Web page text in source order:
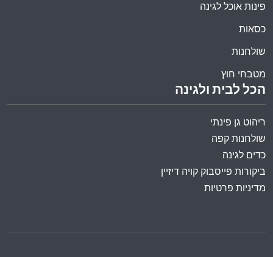
הכל לבית ולגינה
ריהוט גן פינתי
שולחנות קפה
כדים לגינה
ביקורות פייסבוק קויה דיזיין
מדיניות פרטיות
פינות אוכל לגינה
כסאות
שולחנות
מטבחי חוץ